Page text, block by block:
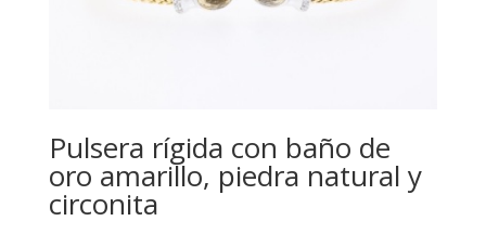
Pulsera rígida con baño de
oro amarillo, piedra natural y
circonita